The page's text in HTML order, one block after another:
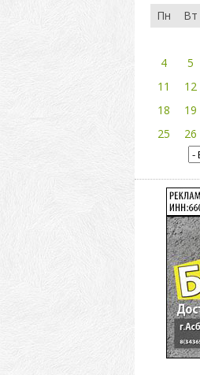
Пн
Вт
4
5
11
12
18
19
25
26